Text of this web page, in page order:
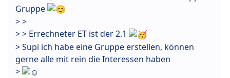
Gruppe
> >
> > Errechneter ET ist der 2.1
> Supi ich habe eine Gruppe erstellen, können
gerne alle mit rein die Interessen haben
>